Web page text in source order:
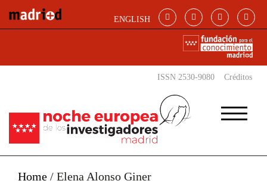
ENGLISH
ISSN 2530-9080 Créditos
Home / Elena Alonso Giner